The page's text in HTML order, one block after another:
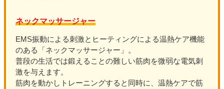
ネックマッサージャー
EMS振動による刺激とヒーティングによる温熱ケア機能
のある「ネックマッサージャー」。
普段の生活では鍛えることの難しい筋肉を微弱な電気刺
激を与えます。
筋肉を動かしトレーニングすると同時に、温熱ケアで筋